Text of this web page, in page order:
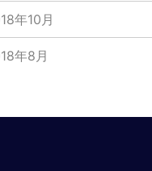
年10月
年8月